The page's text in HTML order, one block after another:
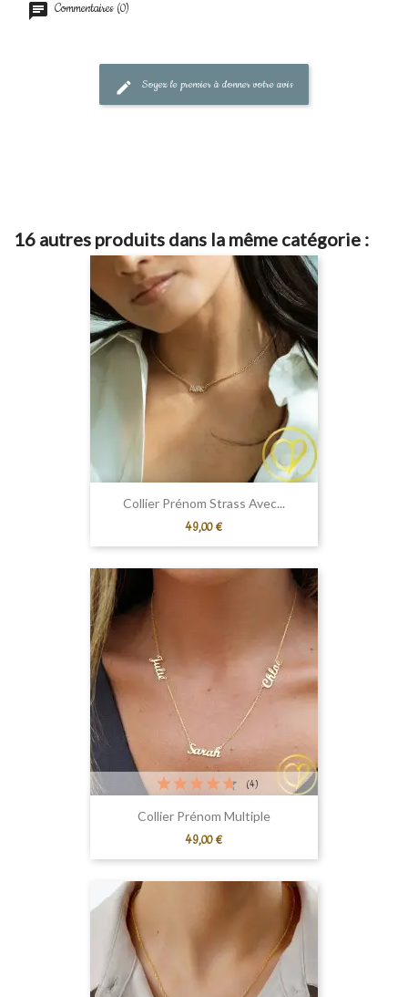
Commentaires (0)
Soyez le premier à donner votre avis
16 autres produits dans la même catégorie :
Collier Prénom Strass Avec...
Prix
49,00 €
Collier Prénom Multiple
Prix
49,00 €
(4)